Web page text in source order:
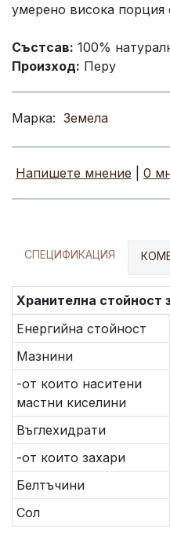
умерено висока порция
Състсав: 100%
Произход: Перу
Марка: Земела
Напишете мнение 0
СПЕЦИФИКАЦИЯ
Хранителна стойност
Енергийна стойност
Мазнини
-от които наситени
мастни киселини
Въглехидрати
-от които захари
Белтъчини
Сол